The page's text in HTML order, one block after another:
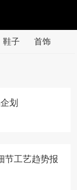
鞋子 首饰
划
工艺趋势报